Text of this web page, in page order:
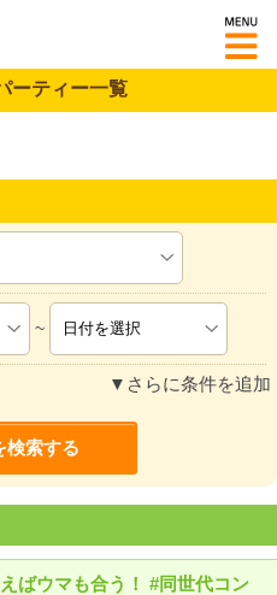
ーティー一覧
~
▼さらに条件を追加
ばウマも合う！ #同世代コン